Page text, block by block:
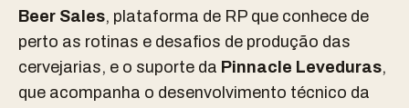
Beer Sales, plataforma de RP que conhece de
perto as rotinas e desafios de produção das
cervejarias, e o suporte da Pinnacle Leveduras,
que acompanha o desenvolvimento técnico da